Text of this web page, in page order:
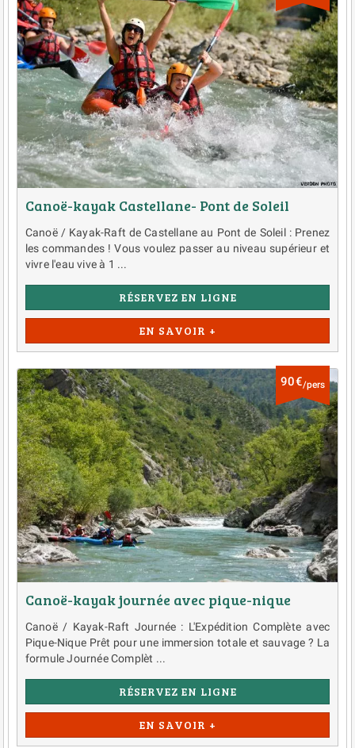
Canoë-kayak Castellane- Pont de Soleil
Canoë / Kayak-Raft de Castellane au Pont de Soleil : Prenez
les commandes ! Vous voulez passer au niveau supérieur et
vivre l'eau vive à 1 ...
RÉSERVEZ EN LIGNE
EN SAVOIR +
90€/pers
Canoë-kayak journée avec pique-nique
Canoë / Kayak-Raft Journée : L'Expédition Complète avec
Pique-Nique Prêt pour une immersion totale et sauvage ? La
formule Journée Complèt ...
RÉSERVEZ EN LIGNE
EN SAVOIR +